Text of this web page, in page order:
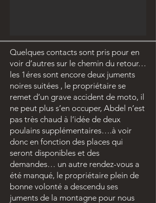
Quelques contacts sont pris pour en
voir d’autres sur le chemin du retour…
les 1éres sont encore deux juments
noires suitées , le propriétaire se
remet d’un grave accident de moto, il
ne peut plus s’en occuper, Abdel n’est
pas très chaud à l’idée de deux
poulains supplémentaires….à voir
donc en fonction des places qui
seront disponibles et des
demandes… un autre rendez-vous a
été manqué, le propriétaire plein de
bonne volonté a descendu ses
juments de la montagne pour nous